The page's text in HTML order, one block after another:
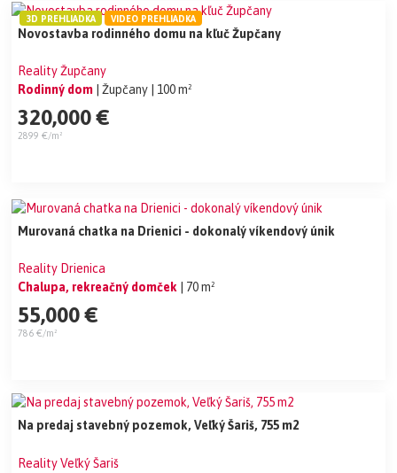
Novostavba rodinného domu na kľuč Župčany
Reality Župčany
Rodinný dom
| Župčany | 100 m²
320,000 €
2899 €/m²
3D PREHLIADKA VIDEO PREHLIADKA
Murovaná chatka na Drienici - dokonalý víkendový únik
Reality Drienica
Chalupa, rekreačný domček
| 70 m²
55,000 €
786 €/m²
Na predaj stavebný pozemok, Veľký Šariš, 755 m2
Reality Veľký Šariš